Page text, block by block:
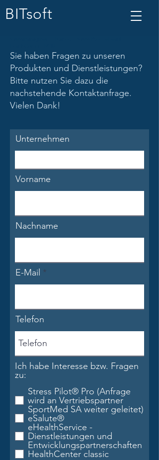
BITsoft
Sie haben Fragen zu unseren
Produkten und Dienstleistungen?
Bitte nutzen Sie dazu die
nachstehende Kontaktanfrage.
Vielen Dank!
Unternehmen
Vorname
Nachname
E-Mail
Telefon
Ich habe Interesse bzw. Fragen
zu:
Stress Pilot® Pro (Anfrage
wird an Vertriebspartner
SportMed SA weiter geleitet)
eSalute®
eHealthService -
Dienstleistungen und
Entwicklungspartnerschaften
HealthCenter classic